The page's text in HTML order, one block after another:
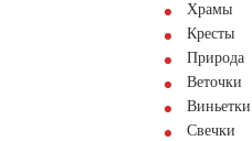
Храмы
Кресты
Природа
Веточки
Виньетки
Свечки